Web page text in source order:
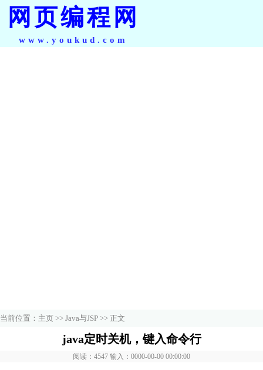
网页编程网
www.youkud.com
当前位置： 主页 >> Java与JSP >> 正文
java定时关机，键入命令行
阅读：4547 输入：0000-00-00 00:00:00